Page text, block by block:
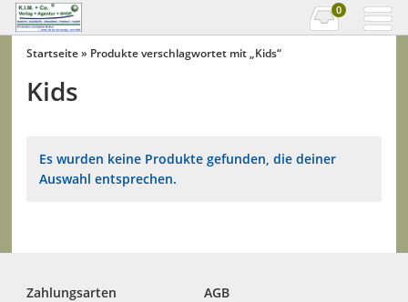
0
Startseite» Produkte verschlagwortet mit „Kids“
Kids
Es wurden keine Produkte gefunden, die deiner
Auswahl entsprechen.
Zahlungsarten
AGB